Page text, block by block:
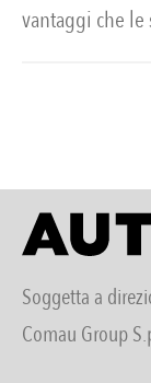
vantaggi che
Soggetta a
Comau Group